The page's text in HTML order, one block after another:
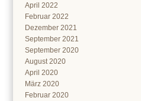
April 2022
Februar 2022
Dezember 2021
September 2021
September 2020
August 2020
April 2020
März 2020
Februar 2020